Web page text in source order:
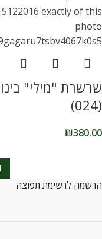
שרשרת "מילי"
(024)
₪380.00
הרשמה לרשימת תפוצה